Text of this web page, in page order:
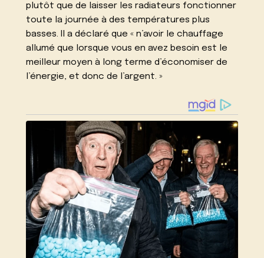
plutôt que de laisser les radiateurs fonctionner
toute la journée à des températures plus
basses. Il a déclaré que « n’avoir le chauffage
allumé que lorsque vous en avez besoin est le
meilleur moyen à long terme d’économiser de
l’énergie, et donc de l’argent. »